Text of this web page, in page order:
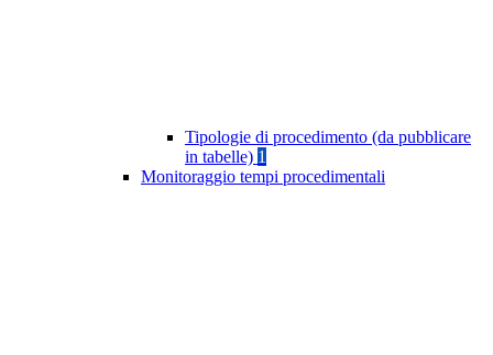
Tipologie di procedimento (da pubblicare
in tabelle) 1
Monitoraggio tempi procedimentali